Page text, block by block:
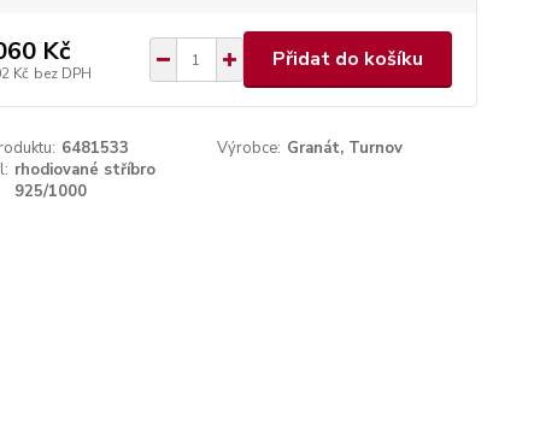
Kč
Kč bez DPH
Přidat do košíku
6481533 Výrobce: Granát, Turnov
rhodiované stříbro
925/1000